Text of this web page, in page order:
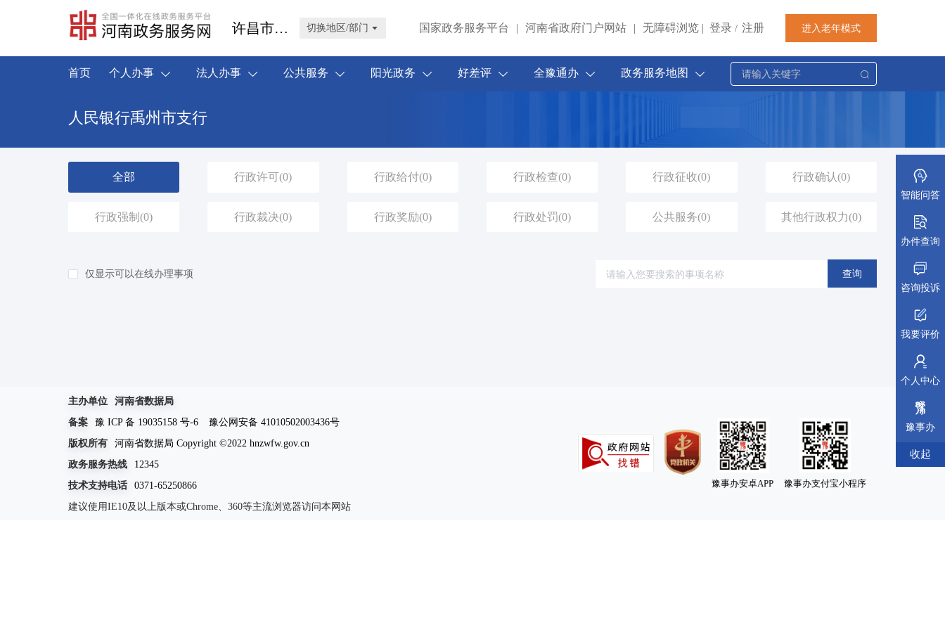
许昌市禹州市 切换地区/部门 国家政务服务平台 | 河南省政府门户网站 | 无障碍浏览 | 登录 / 注册 进入老年模式
首页 个人办事 法人办事 公共服务 阳光政务 好差评 全豫通办 政务服务地图
人民银行禹州市支行
全部 行政许可(0) 行政给付(0) 行政检查(0) 行政征收(0) 行政确认(0)
行政强制(0) 行政裁决(0) 行政奖励(0) 行政处罚(0) 公共服务(0) 其他行政权力(0)
仅显示可以在线办理事项 查询
主办单位
河南省数据局
备案
豫 ICP 备 19035158 号-6
豫公网安备 41010502003436号
版权所有
河南省数据局 Copyright ©2022 hnzwfw.gov.cn
政务服务热线
12345
技术支持电话
0371-65250866
建议使用IE10及以上版本或Chrome、360等主流浏览器访问本网站
豫事办安卓APP 豫事办支付宝小程序
智能问答
办件查询
咨询投诉
我要评价
个人中心
豫事办
收起